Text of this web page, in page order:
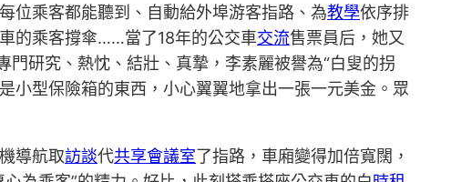
位乘客都能聽到、自動給外埠游客指路、為教學依序排
的乘客撐傘……當了18年的公交車交流售票員后，她又
研究、熱忱、結壯、真摯，李素麗被譽為“白叟的拐
小型保險箱的東西，小心翼翼地拿出一張一元美金。眾
導航取訪談代共享會議室了指路，車廂變得加倍寬闊，